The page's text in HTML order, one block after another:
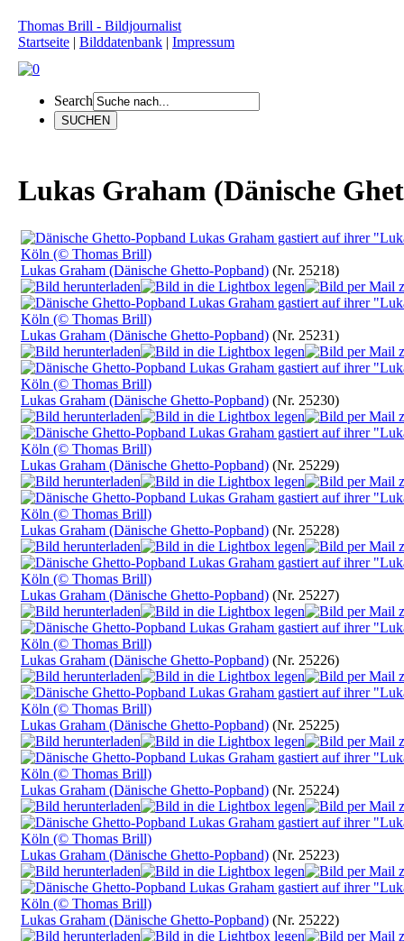
Thomas Brill - Bildjournalist
Startseite | Bilddatenbank | Impressum
Search
Lukas Graham (Dänische
Lukas Graham (Dänische Ghetto-Popband) (Nr. 25218)
Lukas Graham (Dänische Ghetto-Popband) (Nr. 25231)
Lukas Graham (Dänische Ghetto-Popband) (Nr. 25230)
Lukas Graham (Dänische Ghetto-Popband) (Nr. 25229)
Lukas Graham (Dänische Ghetto-Popband) (Nr. 25228)
Lukas Graham (Dänische Ghetto-Popband) (Nr. 25227)
Lukas Graham (Dänische Ghetto-Popband) (Nr. 25226)
Lukas Graham (Dänische Ghetto-Popband) (Nr. 25225)
Lukas Graham (Dänische Ghetto-Popband) (Nr. 25224)
Lukas Graham (Dänische Ghetto-Popband) (Nr. 25223)
Lukas Graham (Dänische Ghetto-Popband) (Nr. 25222)